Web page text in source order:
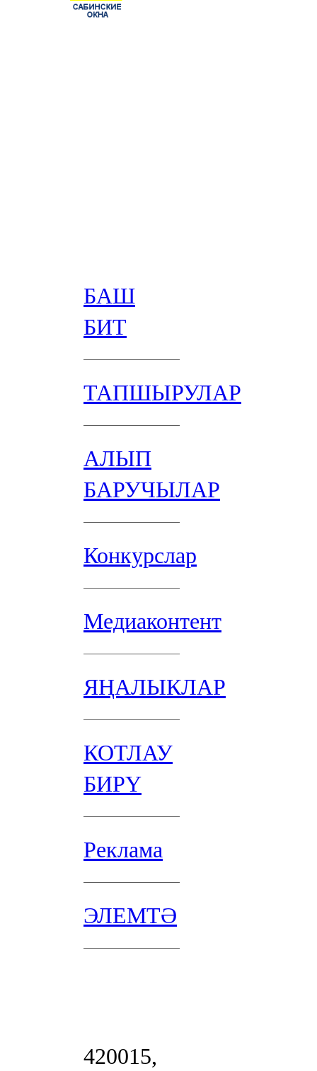
БАШ
БИТ
ТАПШЫРУЛАР
АЛЫП
БАРУЧЫЛАР
Конкурслар
Медиаконтент
ЯҢАЛЫКЛАР
КОТЛАУ
БИРҮ
Реклама
ЭЛЕМТӘ
420015,